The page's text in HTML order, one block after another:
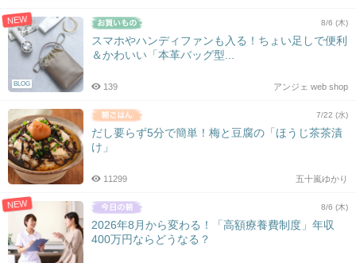
NEW
BLOG
8/6 (木)
スマホやハンディファンも入る！ちょい足しで便利
＆かわいい「本革バッグ型...
アンジェ web shop
139
7/22 (水)
だし要らず5分で簡単！梅と豆腐の「ほうじ茶茶漬
け」
五十嵐ゆかり
11299
NEW 8/6 (木)
2026年8月から変わる！「高額療養費制度」年収
400万円ならどうなる？